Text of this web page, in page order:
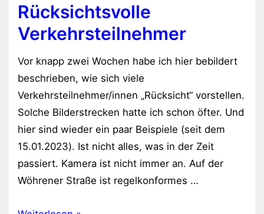
Rücksichtsvolle
Verkehrsteilnehmer
Vor knapp zwei Wochen habe ich hier bebildert
beschrieben, wie sich viele
Verkehrsteilnehmer/innen „Rücksicht“ vorstellen.
Solche Bilderstrecken hatte ich schon öfter. Und
hier sind wieder ein paar Beispiele (seit dem
15.01.2023). Ist nicht alles, was in der Zeit
passiert. Kamera ist nicht immer an. Auf der
Wöhrener Straße ist regelkonformes …